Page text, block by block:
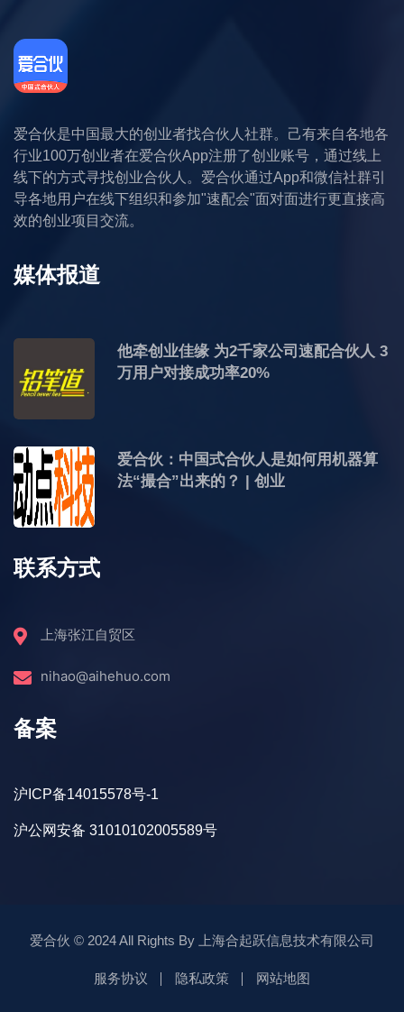
爱合伙是中国最大的创业者找合伙人社群。己有来自各地各
行业100万创业者在爱合伙App注册了创业账号，通过线上
线下的方式寻找创业合伙人。爱合伙通过App和微信社群引
导各地用户在线下组织和参加"速配会"面对面进行更直接高
效的创业项目交流。
媒体报道
他牵创业佳缘 为2千家公司速配合伙人 3
万用户对接成功率20%
爱合伙：中国式合伙人是如何用机器算
法“撮合”出来的？ | 创业
联系方式
上海张江自贸区
nihao@aihehuo.com
备案
沪ICP备14015578号-1
沪公网安备 31010102005589号
爱合伙 © 2024 All Rights By 上海合起跃信息技术有限公司
服务协议 隐私政策 网站地图